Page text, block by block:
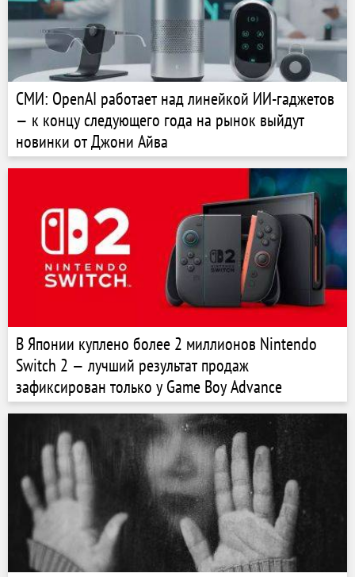
СМИ: OpenAI работает над линейкой ИИ-гаджетов
— к концу следующего года на рынок выйдут
новинки от Джони Айва
В Японии куплено более 2 миллионов Nintendo
Switch 2 — лучший результат продаж
зафиксирован только у Game Boy Advance